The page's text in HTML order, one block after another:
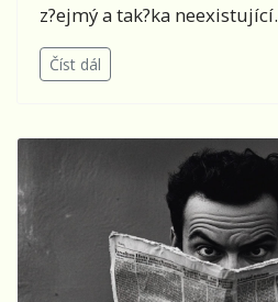
z?ejmý a tak?ka neexistující.
Číst dál